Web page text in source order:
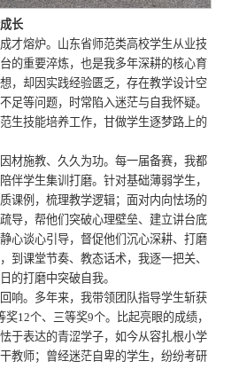
长
才熔炉。山东省师范类高校学生从业技
的重要淬炼，也是我多年深耕的核心育
，却因实践经验匮乏，存在教学设计空
足等问题，时常陷入迷茫与自我怀疑。
生技能培养工作，甘做学生逐梦路上的
材施教、久久为功。每一届备赛，我都
伴学生集训打磨。针对基础薄弱学生，
课例，梳理教学逻辑；面对内向怯场的
导，帮他们突破心理壁垒、建立讲台底
心谈心引导，督促他们沉心深耕、打磨
到课堂节奏、教态话术，我逐一把关、
的打磨中突破自我。
响。多年来，我带领团队指导学生斩获
12个、三等奖9个。比起亮眼的成绩，
于表达的青涩学子，如今从容扎根小学
教师；曾经迷茫自卑的学生，纷纷考研